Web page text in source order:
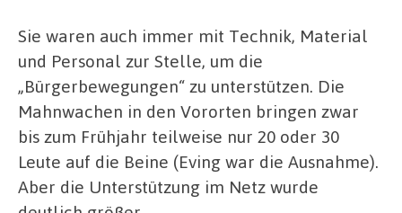
Sie waren auch immer mit Technik, Material
und Personal zur Stelle, um die
„Bürgerbewegungen“ zu unterstützen. Die
Mahnwachen in den Vororten bringen zwar
bis zum Frühjahr teilweise nur 20 oder 30
Leute auf die Beine (Eving war die Ausnahme).
Aber die Unterstützung im Netz wurde